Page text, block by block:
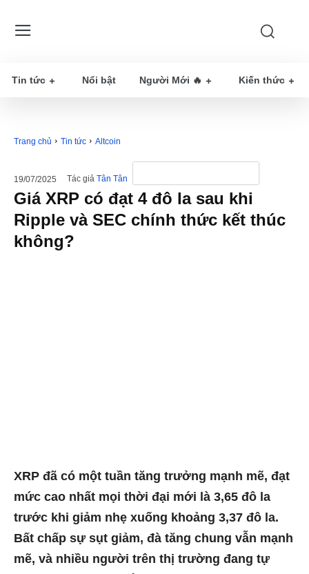
Tin tức Nổi bật Người Mới 🔥 Kiến thức
Trang chủ Tin tức Altcoin
19/07/2025 Tác giả Tân Tân
Giá XRP có đạt 4 đô la sau khi
Ripple và SEC chính thức kết thúc
không?
XRP đã có một tuần tăng trưởng mạnh mẽ, đạt
mức cao nhất mọi thời đại mới là 3,65 đô la
trước khi giảm nhẹ xuống khoảng 3,37 đô la.
Bất chấp sự sụt giảm, đà tăng chung vẫn mạnh
mẽ, và nhiều người trên thị trường đang tự